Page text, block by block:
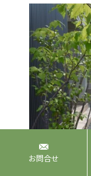
お問合せ